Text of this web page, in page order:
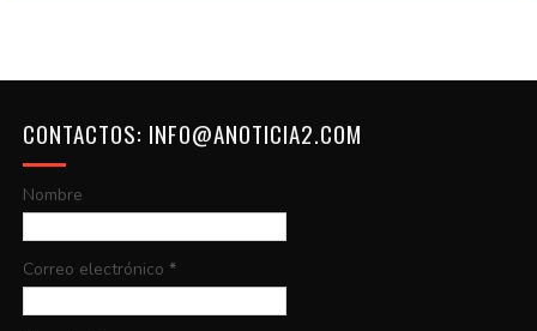
CONTACTOS: INFO@ANOTICIA2.COM
Nombre
Correo electrónico *